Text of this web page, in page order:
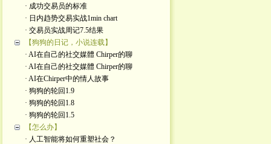
· 成功交易员的标准
· 日内趋势交易实战1min chart
· 交易员实战周记7.5结果
【狗狗的日记，小说连载】
· AI在自己的社交媒體 Chirper的聊
· AI在自己的社交媒體 Chirper的聊
· AI在Chirper中的情人故事
· 狗狗的轮回1.9
· 狗狗的轮回1.8
· 狗狗的轮回1.5
【怎么办】
· 人工智能将如何重塑社会？